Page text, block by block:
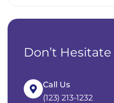
Don’t
Call Us
(123) 213-1232